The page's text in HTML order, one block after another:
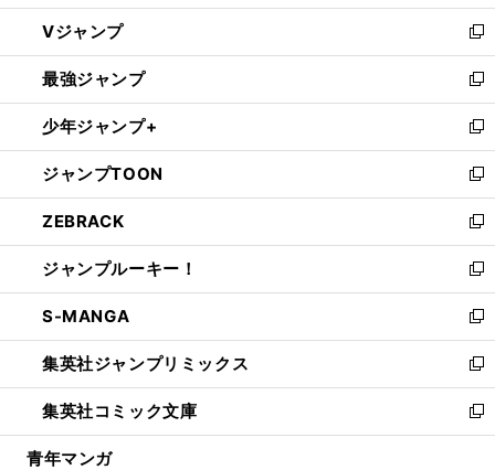
ウ
ィ
ン
ド
ウ
で
開
く
し
い
ウ
ィ
ン
ド
ウ
で
開
く
Vジャンプ
新
し
い
ウ
ィ
ン
ド
ウ
で
開
く
最強ジャンプ
新
し
い
ウ
ィ
ン
ド
ウ
で
開
く
少年ジャンプ+
新
し
い
ウ
ィ
ン
ド
ウ
で
開
く
ジャンプTOON
新
し
い
ウ
ィ
ン
ド
ウ
で
開
く
ZEBRACK
新
し
い
ウ
ィ
ン
ド
ウ
で
開
ジャンプルーキー！
新
し
い
ウ
ィ
ン
ド
ウ
S-MANGA
新
し
い
ウ
ィ
ン
集英社ジャンプリミックス
新
し
い
ウ
集英社コミック文庫
新
し
青年マンガ